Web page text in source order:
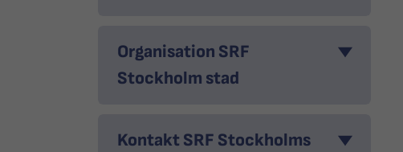
Organisation SRF
Stockholm stad
Kontakt SRF Stockholms